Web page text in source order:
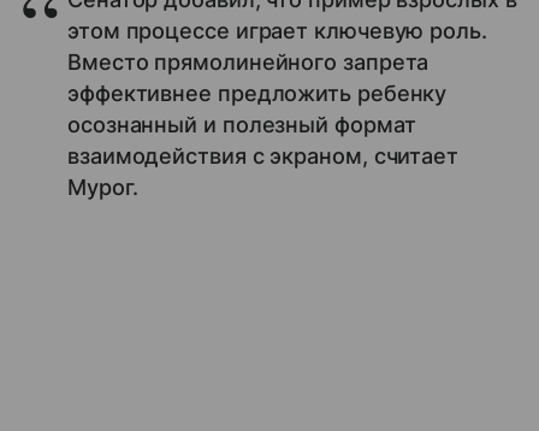
этом процессе играет ключевую роль.
Вместо прямолинейного запрета
эффективнее предложить ребенку
осознанный и полезный формат
взаимодействия с экраном, считает
Мурог.